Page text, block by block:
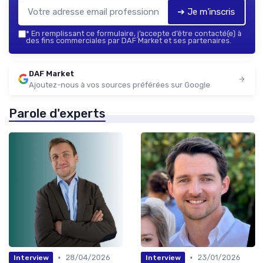
➔ Je m'inscris
* En remplissant ce formulaire, j’accepte d’être contacté(e) à
des fins commerciales par DAF Market et ses partenaires.
DAF Market
Ajoutez-nous à vos sources préférées sur Google
Parole d'experts
Interview • 28/04/2026 Interview • 23/01/2026